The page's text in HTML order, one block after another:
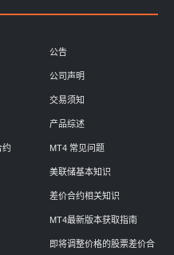
约
公告
公司声明
交易须知
产品综述
MT4 常见问题
美联储基本知识
差价合约相关知识
MT4最新版本获取指南
即将调整价格的股票差价合